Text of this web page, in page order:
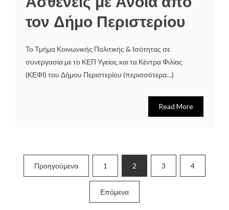
τον Δήμο Περιστερίου
Το Τμήμα Κοινωνικής Πολιτικής & Ισότητας σε
συνεργασία με το ΚΕΠ Υγείας και τα Κέντρα Φιλίας
(ΚΕΦΙ) του Δήμου Περιστερίου (περισσότερα…)
Read More
Σελιδοποίηση
άρθρων
Προηγούμενα 1 2 3 4
Επόμενα